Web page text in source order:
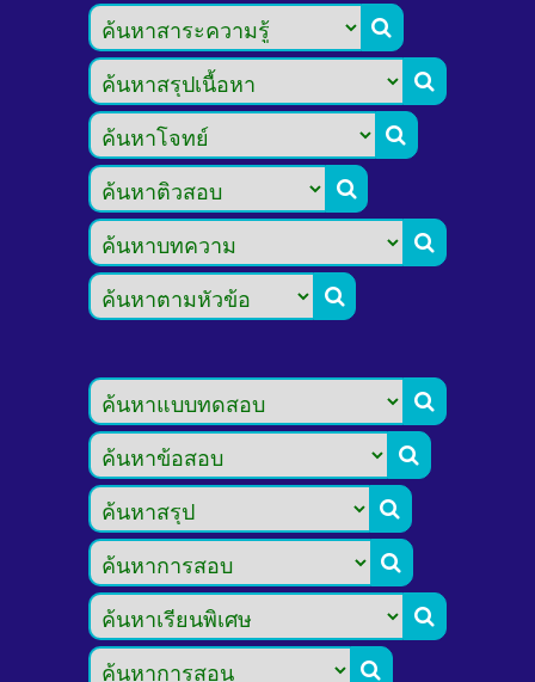











